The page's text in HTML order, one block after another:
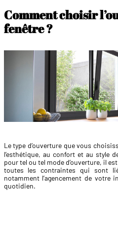
Comment choisir
fenêtre ?
Le type d’ouverture que vous
l’esthétique, au confort et au style
pour tel ou tel mode d’ouverture, il
toutes les contraintes qui sont
notamment l’agencement de
quotidien.